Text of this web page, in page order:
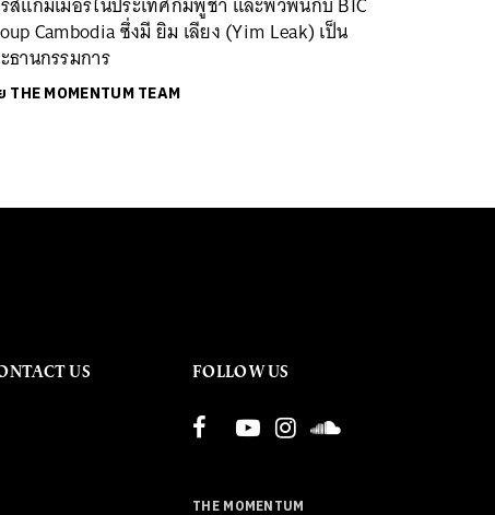
Cambodia ซึ่งมี ยิม เลียง (Yim Leak) เป็น
ธานกรรมการ
THE MOMENTUM TEAM
US FOLLOW US
THE MOMENTUM